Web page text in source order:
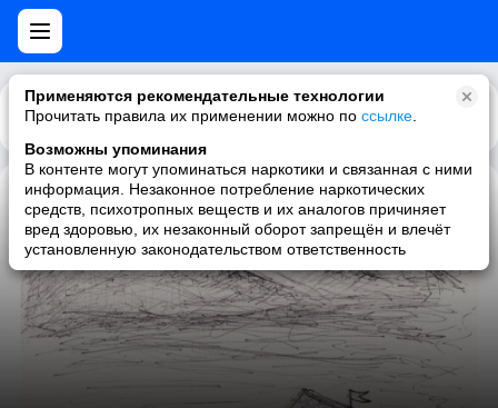
Применяются рекомендательные технологии
Прочитать правила их применении можно по ссылке
Возможны упоминания
В контенте могут упоминаться наркотики и связанная с ними
информация. Незаконное потребление наркотических
средств, психотропных веществ и их аналогов причиняет
вред здоровью, их незаконный оборот запрещён и влечёт
установленную законодательством ответственность
Каталог Рекомендации
the river
Saint Raymond